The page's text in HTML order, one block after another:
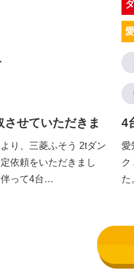
せていただきま
り、三菱ふそう 2tダン
依頼をいただきまし
伴って4台…
4
愛
ク
た